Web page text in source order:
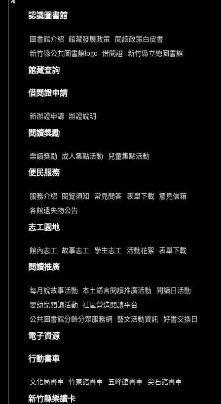
認識圖書館
圖書館介紹 館藏發展政策 閱讀政策白皮書
新竹縣公共圖書館logo 借閱證 新竹縣立總圖書館
館藏查詢
借閱證申請
新辦證申請 辦證說明
閱讀獎勵
樂讀獎勵 成人集點活動 兒童集點活動
便民服務
服務介紹 閱覽須知 常見問答 表單下載 意見信箱
各館遺失物公告
志工園地
館內志工 故事志工 學生志工 活動花絮 表單下載
閱讀推廣
每月說故事活動 本土語言閱讀推廣活動 閱讀日活動
嬰幼兒閱讀活動 社區營造閱讀平台
公共圖書館分齡分眾服務網 藝文活動資訊 好書交換日
電子資源
行動書車
文化局書車 竹東館書車 五峰館書車 尖石館書車
新竹縣樂讀卡